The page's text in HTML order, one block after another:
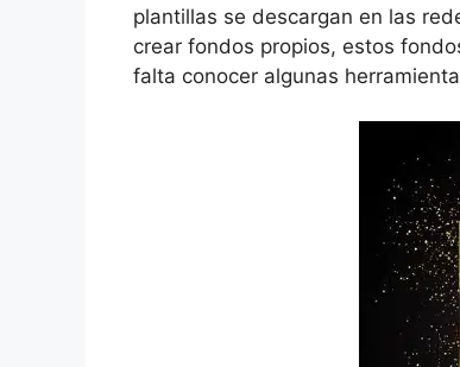
plantillas se descargan en las
crear fondos propios, estos
falta conocer algunas